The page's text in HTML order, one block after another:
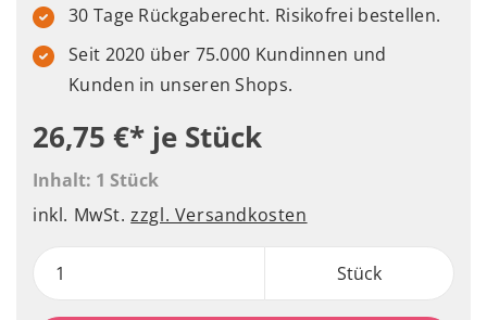
30 Tage Rückgaberecht. Risikofrei bestellen.
Seit 2020 über 75.000 Kundinnen und
Kunden in unseren Shops.
26,75 €* je Stück
Inhalt: 1 Stück
inkl. MwSt.zzgl. Versandkosten
Stück